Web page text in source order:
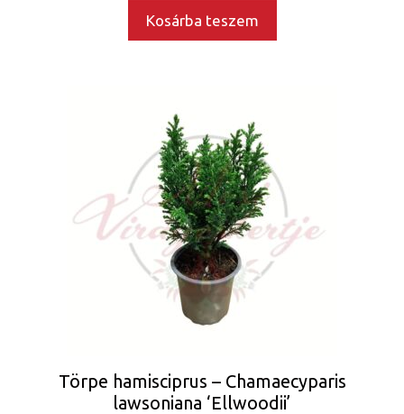
Kosárba teszem
Törpe hamisciprus – Chamaecyparis
lawsoniana ‘Ellwoodii’